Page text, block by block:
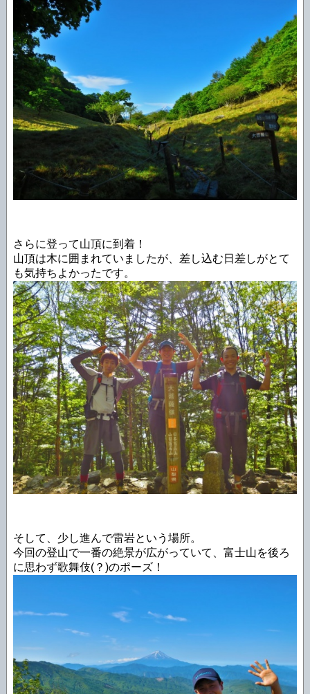
さらに登って山頂に到着！
山頂は木に囲まれていましたが、差し込む日差しがとて
も気持ちよかったです。
そして、少し進んで雷岩という場所。
今回の登山で一番の絶景が広がっていて、富士山を後ろ
に思わず歌舞伎(？)のポーズ！